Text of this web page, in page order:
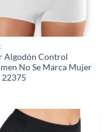
Algodón Control
No Se Marca Mujer
22375